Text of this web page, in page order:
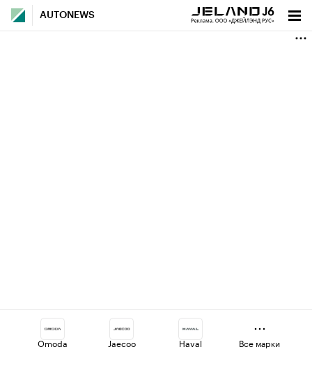
AUTONEWS
Omoda Jaecoo Haval Все марки